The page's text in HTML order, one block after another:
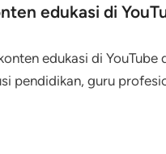
edukasi di
edukasi di
pendidikan, guru